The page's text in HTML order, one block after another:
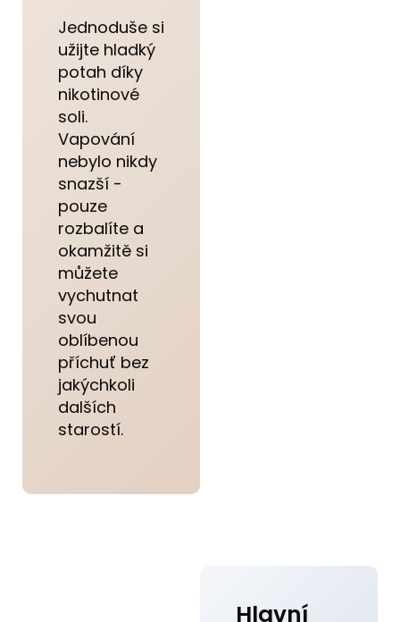
Jednoduše si
užijte hladký
potah díky
nikotinové
soli.
Vapování
nebylo nikdy
snazší -
pouze
rozbalíte a
okamžitě si
můžete
vychutnat
svou
oblíbenou
příchuť bez
jakýchkoli
dalších
starostí.
Hlavní